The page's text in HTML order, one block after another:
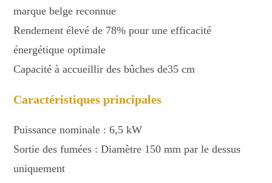
marque belge reconnue
Rendement élevé de 78% pour une efficacité
énergétique optimale
Capacité à accueillir des bûches de35 cm
Caractéristiques principales
Puissance nominale : 6,5 kW
Sortie des fumées : Diamètre 150 mm par le dessus
uniquement